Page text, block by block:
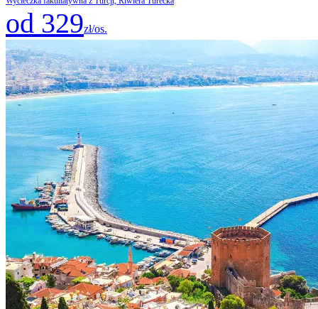
od 329zł/os.